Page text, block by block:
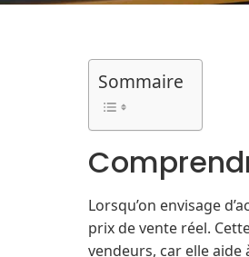
Sommaire
Lorsqu’on envisage
prix de vente réel.
vendeurs, car elle